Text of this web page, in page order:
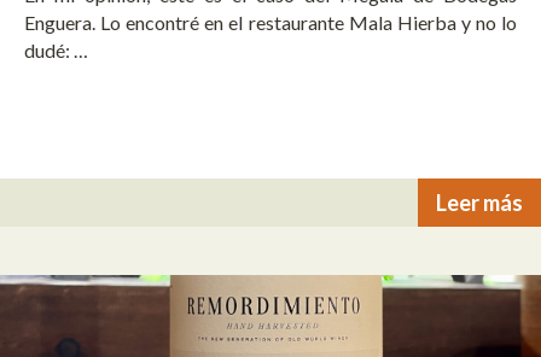
Enguera. Lo encontré en el restaurante Mala Hierba y no lo
dudé: …
Leer más